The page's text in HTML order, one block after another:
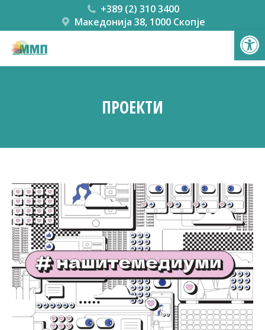
+389 (2) 310 3400
Македонија 38, 1000 Скопје
ПРОЕКТИ